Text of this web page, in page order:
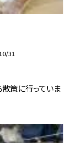
31
策に行っていま